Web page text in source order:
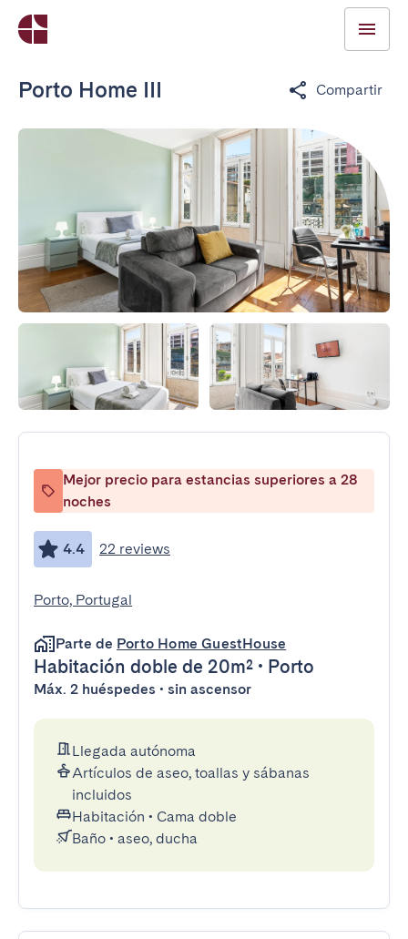
Porto Home III Compartir
Mejor precio para estancias superiores a 28
noches
4.4 22 reviews
Porto, Portugal
Parte de Porto Home GuestHouse
Habitación doble de 20m² • Porto
Máx. 2 huéspedes • sin ascensor
Llegada autónoma
Artículos de aseo, toallas y sábanas
incluidos
Habitación • Cama doble
Baño • aseo, ducha